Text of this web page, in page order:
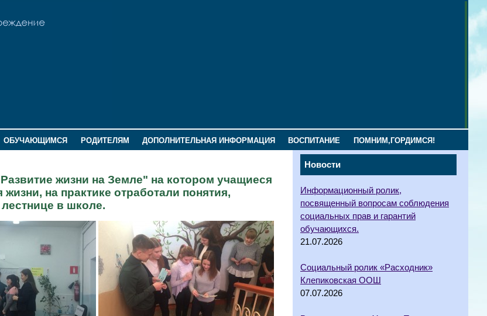
ОБУЧАЮЩИМСЯ РОДИТЕЛЯМ ДОПОЛНИТЕЛЬНАЯ ИНФОРМАЦИЯ ВОСПИТАНИЕ ПОМНИМ,ГОРДИМСЯ!
Новости
Информационный ролик,
посвященный вопросам соблюдения
социальных прав и гарантий
обучающихся.
21.07.2026
Социальный ролик «Расходник»
Клепиковская ООШ
07.07.2026
жизни на Земле" на котором учащиеся
на практике отработали понятия,
в школе.